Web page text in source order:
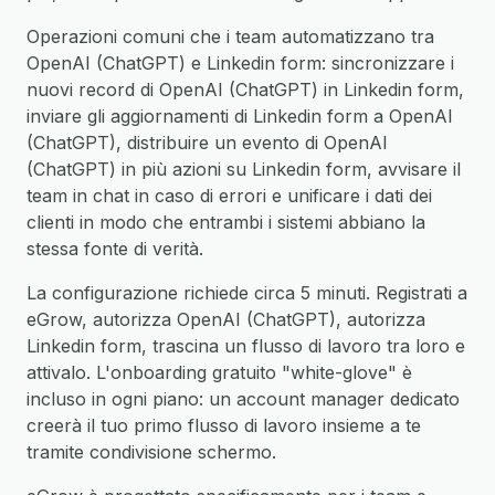
Operazioni comuni che i team automatizzano tra
OpenAI (ChatGPT) e Linkedin form: sincronizzare i
nuovi record di OpenAI (ChatGPT) in Linkedin form,
inviare gli aggiornamenti di Linkedin form a OpenAI
(ChatGPT), distribuire un evento di OpenAI
(ChatGPT) in più azioni su Linkedin form, avvisare il
team in chat in caso di errori e unificare i dati dei
clienti in modo che entrambi i sistemi abbiano la
stessa fonte di verità.
La configurazione richiede circa 5 minuti. Registrati a
eGrow, autorizza OpenAI (ChatGPT), autorizza
Linkedin form, trascina un flusso di lavoro tra loro e
attivalo. L'onboarding gratuito "white-glove" è
incluso in ogni piano: un account manager dedicato
creerà il tuo primo flusso di lavoro insieme a te
tramite condivisione schermo.